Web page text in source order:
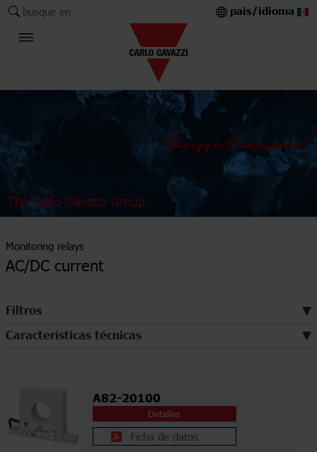
busque en país/idioma
The Carlo Gavazzi Group
Monitoring relays
AC/DC current
Filtros
Características técnicas
A82-20100
Detalles
Ficha de datos